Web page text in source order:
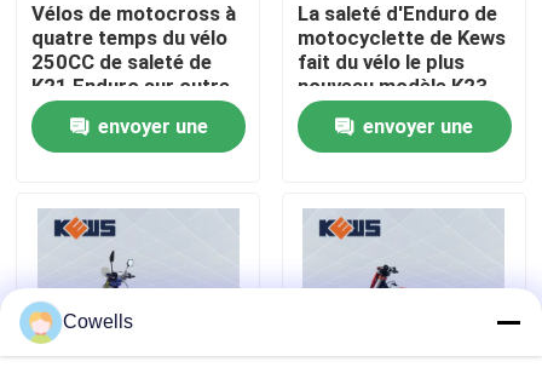
Contactez-nous
Blog
4 motos d'Enduro de course
Deux motos d'Enduro de course
Motos de rassemblement
Vélos de motocross à
quatre temps du vélo
250CC de saleté de
K21 Enduro sur outre
du vélo de saleté
envoyer une
La saleté d'Enduro de
motocyclette de Kews
fait du vélo le plus
nouveau modèle K23
dans le moteur de
Zongshen NC300S
envoyer une
Cowells